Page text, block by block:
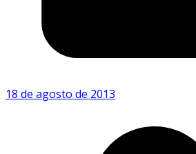
18 de agosto de 2013